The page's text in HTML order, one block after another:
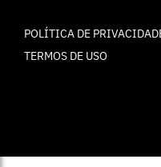
POLÍTICA DE
TERMOS DE USO